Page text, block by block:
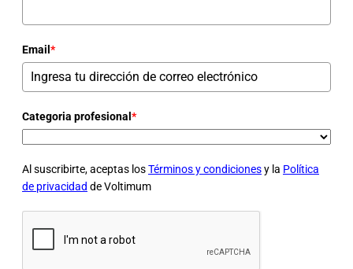
Email *
Categoria profesional *
Al suscribirte, aceptas losTérminos y condicionesy la Política
de privacidad de Voltimum